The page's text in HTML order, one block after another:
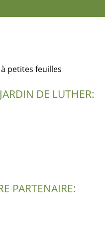
petites feuilles
DE LUTHER:
PARTENAIRE: